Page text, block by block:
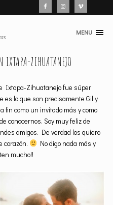
MENU
IXTAPA-ZIHUATANEJO
Ixtapa-Zihuatanejo fue súper
es lo que son precisamente Gil y
fin como un invitado más y como
conocernos. Soy muy feliz de
amigos. De verdad los quiero
corazón.
No digo nada más y
mucho!!